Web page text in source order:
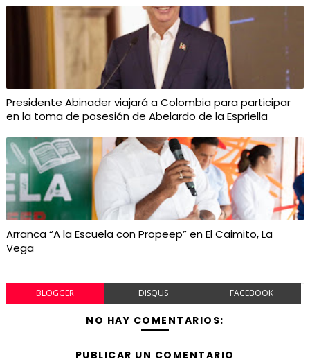
Presidente Abinader viajará a Colombia para participar
en la toma de posesión de Abelardo de la Espriella
Arranca “A la Escuela con Propeep” en El Caimito, La
Vega
BLOGGER DISQUS FACEBOOK
NO HAY COMENTARIOS:
PUBLICAR UN COMENTARIO